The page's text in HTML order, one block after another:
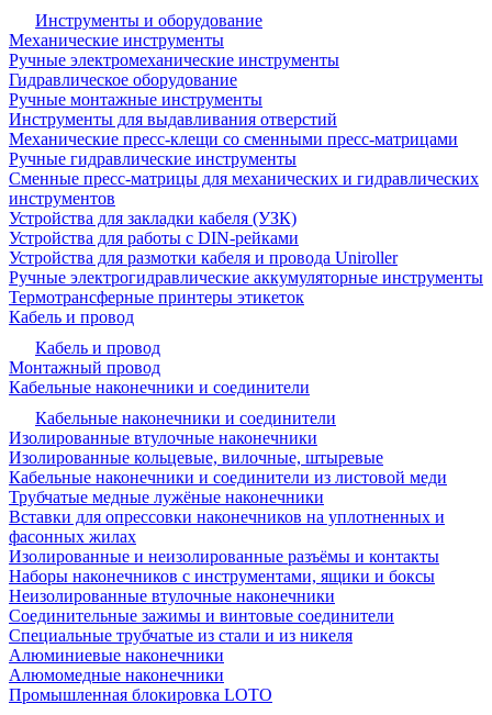
Инструменты и оборудование
Механические инструменты
Ручные электромеханические инструменты
Гидравлическое оборудование
Ручные монтажные инструменты
Инструменты для выдавливания отверстий
Механические пресс-клещи со сменными пресс-матрицами
Ручные гидравлические инструменты
Сменные пресс-матрицы для механических и гидравлических
инструментов
Устройства для закладки кабеля (УЗК)
Устройства для работы с DIN-рейками
Устройства для размотки кабеля и провода Uniroller
Ручные электрогидравлические аккумуляторные инструменты
Термотрансферные принтеры этикеток
Кабель и провод
Кабель и провод
Монтажный провод
Кабельные наконечники и соединители
Кабельные наконечники и соединители
Изолированные втулочные наконечники
Изолированные кольцевые, вилочные, штыревые
Кабельные наконечники и соединители из листовой меди
Трубчатые медные лужёные наконечники
Вставки для опрессовки наконечников на уплотненных и
фасонных жилах
Изолированные и неизолированные разъёмы и контакты
Наборы наконечников с инструментами, ящики и боксы
Неизолированные втулочные наконечники
Соединительные зажимы и винтовые соединители
Специальные трубчатые из стали и из никеля
Алюминиевые наконечники
Алюмомедные наконечники
Промышленная блокировка LOTO